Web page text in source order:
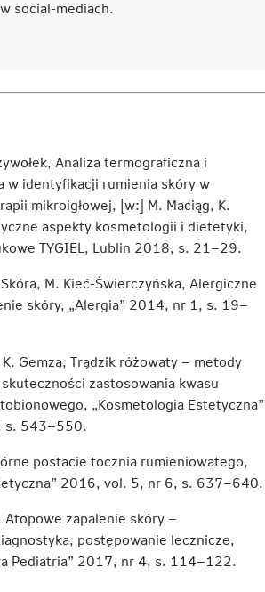
social-mediach.
Analiza termograficzna i
w identyfikacji rumienia skóry w
mikroigłowej, [w:] M. Maciąg, K.
aspekty kosmetologii i dietetyki,
TYGIEL, Lublin 2018, s. 21–29.
M. Kieć-Świerczyńska, Alergiczne
skóry, „Alergia” 2014, nr 1, s. 19–
Gemza, Trądzik różowaty – metody
zastosowania kwasu
„Kosmetologia Estetyczna”
s. 543–550.
postacie tocznia rumieniowatego,
2016, vol. 5, nr 6, s. 637–640.
Atopowe zapalenie skóry –
postępowanie lecznicze,
Pediatria” 2017, nr 4, s. 114–122.